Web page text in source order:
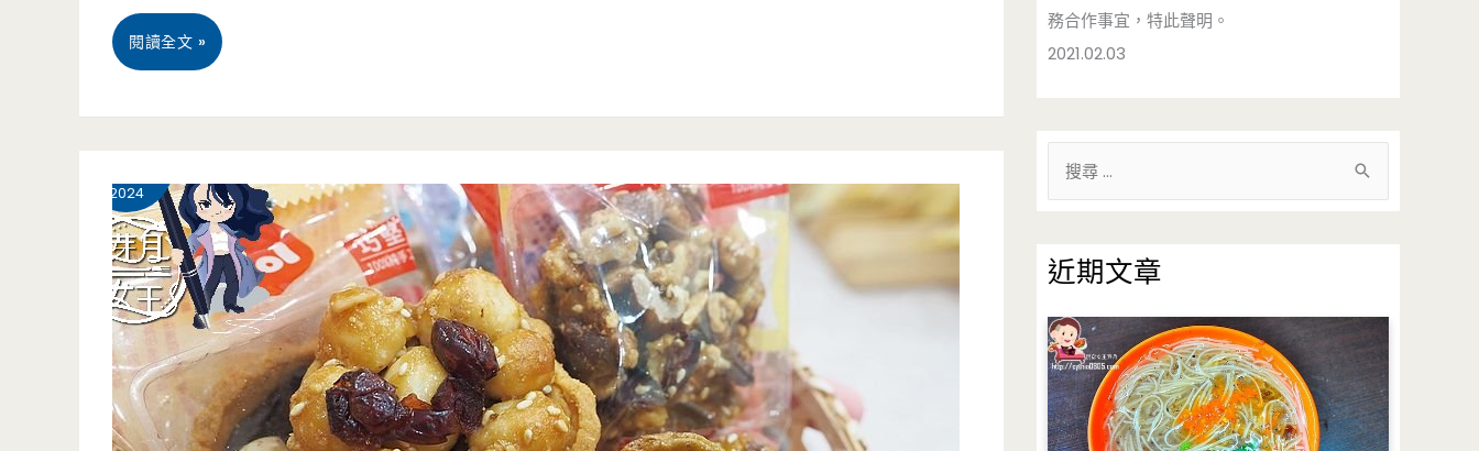
現
在
年
禮
盒
開
跑
中
桃
德
美
食-
越
好
吃
閱讀全文 »
2024
務合作事宜，特此聲明。
2021.02.03
鍵
字
:
近期文章